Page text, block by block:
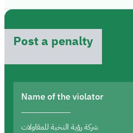
Post a penalty
Name of the violator
شركة رؤية النخبة للمقاولات